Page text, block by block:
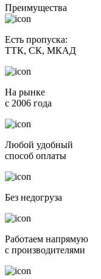
Преимущества
Есть пропуска:
ТТК, СК, МКАД
На рынке
c 2006 года
Любой удобный
способ оплаты
Без недогруза
Работаем напрямую
с произво­дите­лями